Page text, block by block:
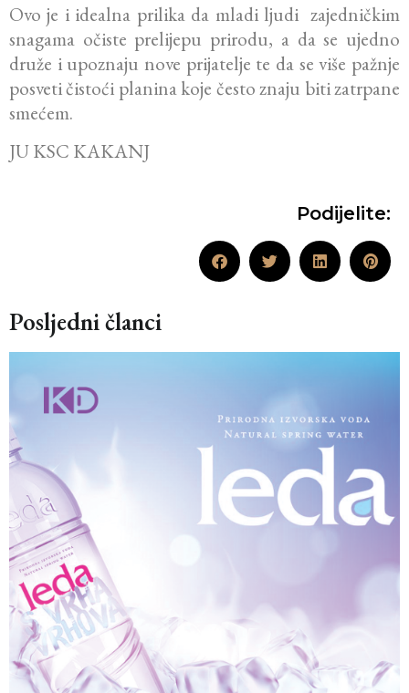
Ovo je i idealna prilika da mladi ljudi zajedničkim
snagama očiste prelijepu prirodu, a da se ujedno
druže i upoznaju nove prijatelje te da se više pažnje
posveti čistoći planina koje često znaju biti zatrpane
smećem.
JU KSC KAKANJ
Podijelite:
Posljedni članci